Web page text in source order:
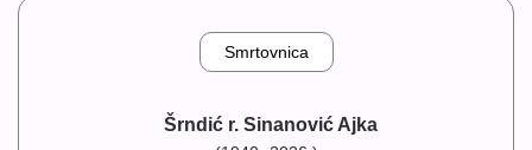
Smrtovnica
Šrndić r. Sinanović Ajka